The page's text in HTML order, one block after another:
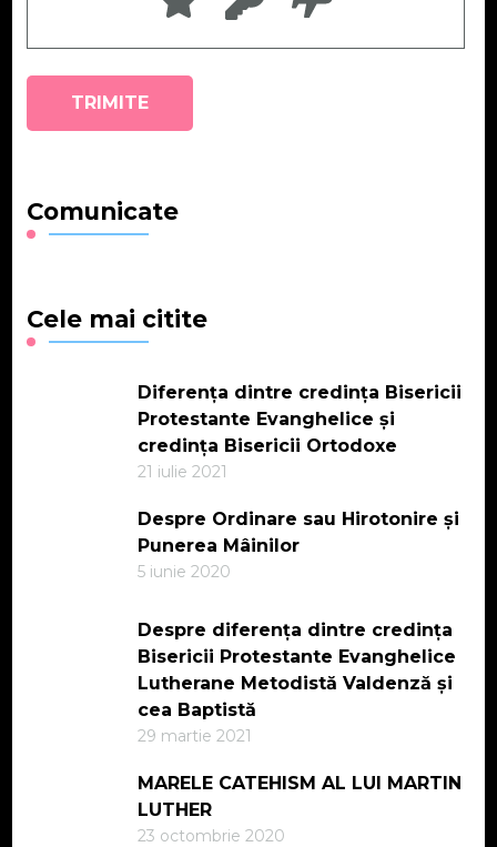
Comunicate
Cele mai citite
Diferența dintre credința Bisericii
Protestante Evanghelice și
credința Bisericii Ortodoxe
21 iulie 2021
Despre Ordinare sau Hirotonire și
Punerea Mâinilor
5 iunie 2020
Despre diferența dintre credința
Bisericii Protestante Evanghelice
Lutherane Metodistă Valdenză și
cea Baptistă
29 martie 2021
MARELE CATEHISM AL LUI MARTIN
LUTHER
23 octombrie 2020